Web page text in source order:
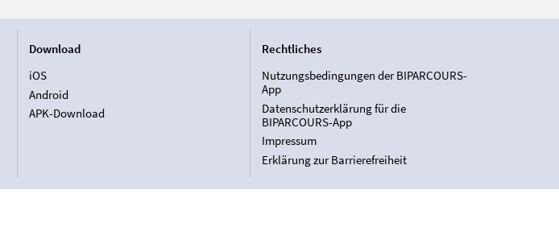
Download
iOS
Android
APK-Download
Rechtliches
Nutzungsbedingungen der BIPARCOURS-
App
Datenschutzerklärung für die
BIPARCOURS-App
Impressum
Erklärung zur Barrierefreiheit